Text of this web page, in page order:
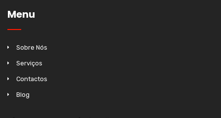
Menu
Sobre Nós
Serviços
Contactos
Blog